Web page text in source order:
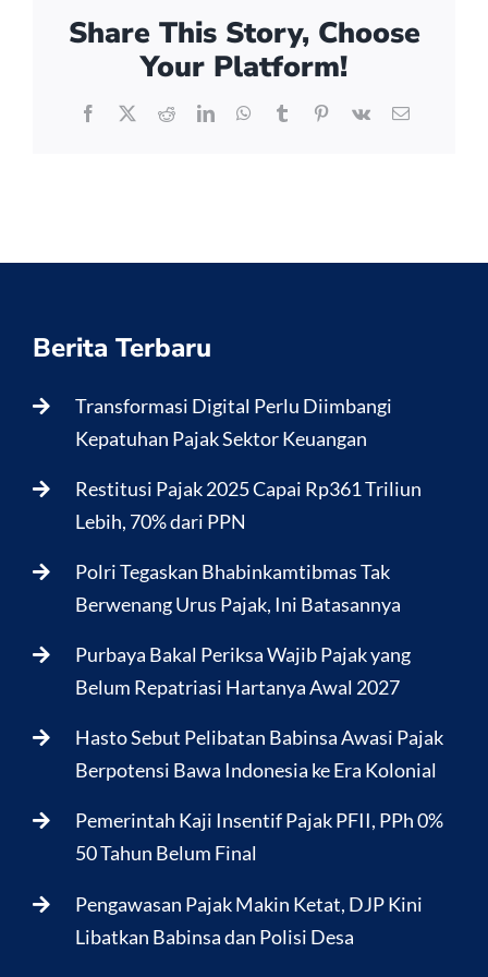
Share This Story, Choose
Your Platform!
Facebook
X RedditLinkedInWhatsApp
TumblrPinterest
Vk Email
Berita Terbaru
Transformasi Digital Perlu Diimbangi
Kepatuhan Pajak Sektor Keuangan
Restitusi Pajak 2025 Capai Rp361 Triliun
Lebih, 70% dari PPN
Polri Tegaskan Bhabinkamtibmas Tak
Berwenang Urus Pajak, Ini Batasannya
Purbaya Bakal Periksa Wajib Pajak yang
Belum Repatriasi Hartanya Awal 2027
Hasto Sebut Pelibatan Babinsa Awasi Pajak
Berpotensi Bawa Indonesia ke Era Kolonial
Pemerintah Kaji Insentif Pajak PFII, PPh 0%
50 Tahun Belum Final
Pengawasan Pajak Makin Ketat, DJP Kini
Libatkan Babinsa dan Polisi Desa